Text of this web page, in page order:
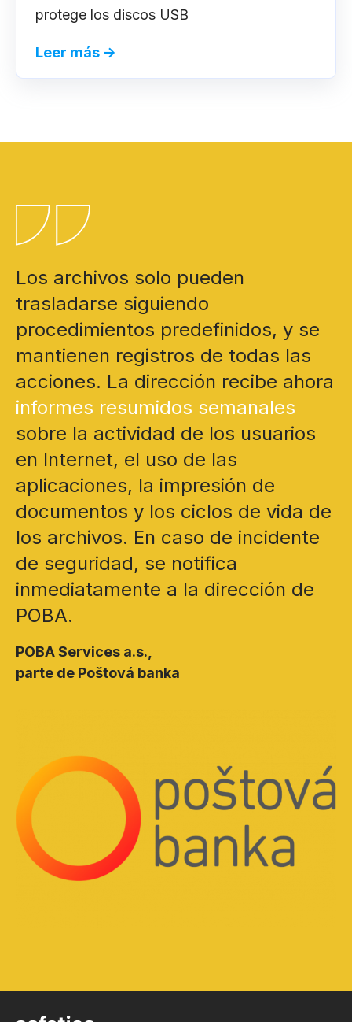
protege los discos USB
Leer más →
Los archivos solo pueden
trasladarse siguiendo
procedimientos predefinidos, y se
mantienen registros de todas las
acciones. La dirección recibe ahora
informes resumidos semanales
sobre la actividad de los usuarios
en Internet, el uso de las
aplicaciones, la impresión de
documentos y los ciclos de vida de
los archivos. En caso de incidente
de seguridad, se notifica
inmediatamente a la dirección de
POBA.
POBA Services a.s.,
parte de Poštová banka